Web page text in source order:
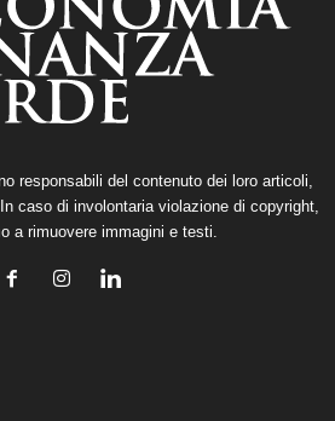
responsabili del contenuto dei loro articoli,
caso di involontaria violazione di copyright,
a rimuovere immagini e testi.